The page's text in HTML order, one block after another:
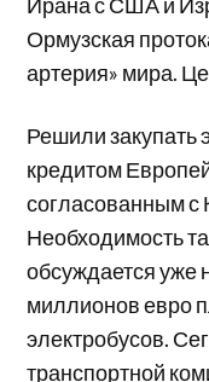
Ормузская
артерия» мира.
Решили закупать
кредитом
согласованным с
Необходимость
обсуждается уже
миллионов евро
электробусов.
транспортной